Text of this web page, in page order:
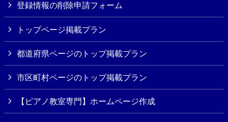
登録情報の削除申請フォーム
トップページ掲載プラン
都道府県ページのトップ掲載プラン
市区町村ページのトップ掲載プラン
【ピアノ教室専門】ホームページ作成